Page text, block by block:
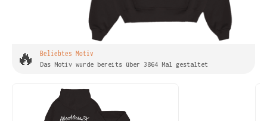
🔥 Beliebtes Motiv
Das Motiv wurde bereits über 3864 Mal gestaltet